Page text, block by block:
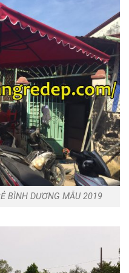
BÌNH DƯƠNG MẪU 2019